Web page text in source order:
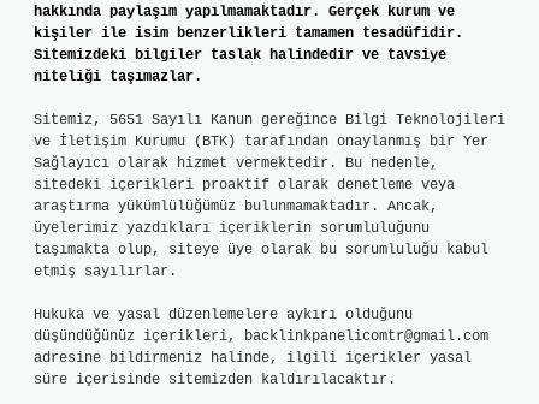
hakkında paylaşım yapılmamaktadır. Gerçek kurum ve
kişiler ile isim benzerlikleri tamamen tesadüfidir.
Sitemizdeki bilgiler taslak halindedir ve tavsiye
niteliği taşımazlar.
Sitemiz, 5651 Sayılı Kanun gereğince Bilgi Teknolojileri
ve İletişim Kurumu (BTK) tarafından onaylanmış bir Yer
Sağlayıcı olarak hizmet vermektedir. Bu nedenle,
sitedeki içerikleri proaktif olarak denetleme veya
araştırma yükümlülüğümüz bulunmamaktadır. Ancak,
üyelerimiz yazdıkları içeriklerin sorumluluğunu
taşımakta olup, siteye üye olarak bu sorumluluğu kabul
etmiş sayılırlar.
Hukuka ve yasal düzenlemelere aykırı olduğunu
düşündüğünüz içerikleri, backlinkpanelicomtr@gmail.com
adresine bildirmeniz halinde, ilgili içerikler yasal
süre içerisinde sitemizden kaldırılacaktır.